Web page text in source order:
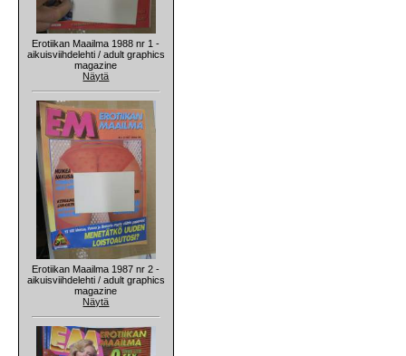
Erotiikan Maailma 1988 nr 1 -
aikuisviihdelehti / adult graphics
magazine
Näytä
Erotiikan Maailma 1987 nr 2 -
aikuisviihdelehti / adult graphics
magazine
Näytä